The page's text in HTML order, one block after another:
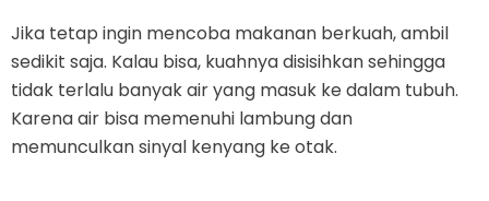
Jika tetap ingin mencoba makanan berkuah, ambil
sedikit saja. Kalau bisa, kuahnya disisihkan sehingga
tidak terlalu banyak air yang masuk ke dalam tubuh.
Karena air bisa memenuhi lambung dan
memunculkan sinyal kenyang ke otak.